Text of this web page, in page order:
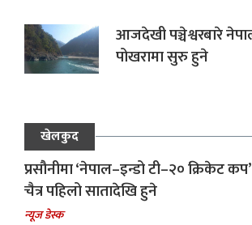
आजदेखी पञ्चेश्वरबारे
पोखरामा सुरु हुने
खेलकुद
प्रसौनीमा ‘नेपाल–इन्डो टी–२० क्रिकेट कप’
चैत्र पहिलो सातादेखि हुने
न्यूज डेस्क